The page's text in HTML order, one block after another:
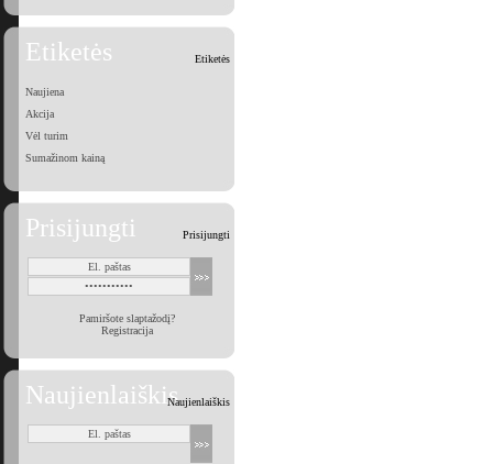
Etiketės Etiketės
Naujiena
Akcija
Vėl turim
Sumažinom kainą
Prisijungti Prisijungti
Pamiršote slaptažodį?
Registracija
NaujienlaiškisNaujienlaiškis